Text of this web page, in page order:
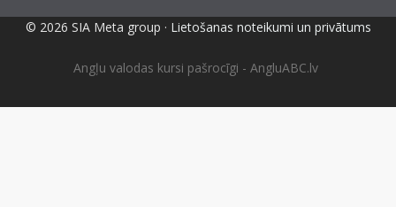
© 2026 SIA Meta group · Lietošanas noteikumi un privātums
Angļu valodas kursi pašrocīgi - AngluABC.lv